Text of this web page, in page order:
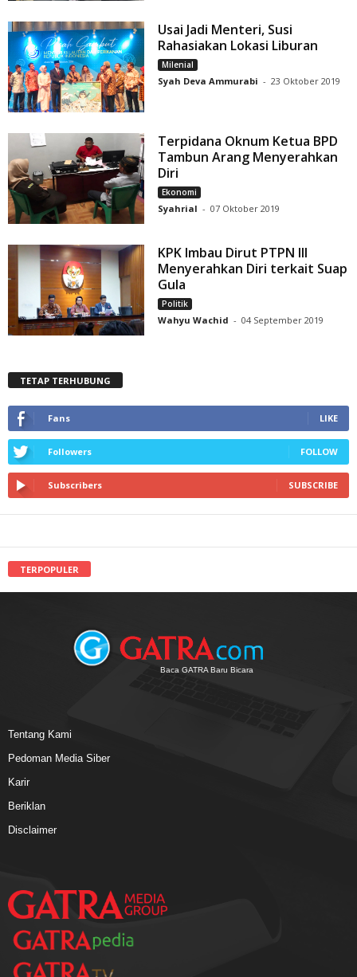
Usai Jadi Menteri, Susi
Rahasiakan Lokasi Liburan
Milenial
Syah Deva Ammurabi - 23 Oktober 2019
Terpidana Oknum Ketua BPD
Tambun Arang Menyerahkan
Diri
Ekonomi
Syahrial - 07 Oktober 2019
KPK Imbau Dirut PTPN III
Menyerahkan Diri terkait Suap
Gula
Politik
Wahyu Wachid - 04 September 2019
TETAP TERHUBUNG
Fans LIKE
Followers FOLLOW
Subscribers SUBSCRIBE
TERPOPULER
Baca GATRA Baru Bicara
Tentang Kami
Pedoman Media Siber
Karir
Beriklan
Disclaimer